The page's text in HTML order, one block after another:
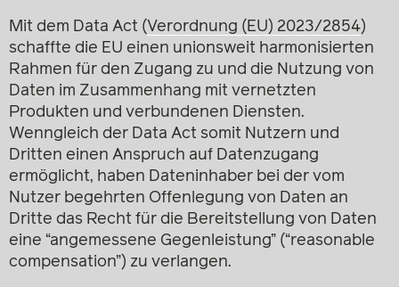
Mit dem Data Act (Verordnung (EU) 2023/2854)
schaffte die EU einen unionsweit harmonisierten
Rahmen für den Zugang zu und die Nutzung von
Daten im Zusammenhang mit vernetzten
Produkten und verbundenen Diensten.
Wenngleich der Data Act somit Nutzern und
Dritten einen Anspruch auf Datenzugang
ermöglicht, haben Dateninhaber bei der vom
Nutzer begehrten Offenlegung von Daten an
Dritte das Recht für die Bereitstellung von Daten
eine “angemessene Gegenleistung” (“reasonable
compensation”) zu verlangen.